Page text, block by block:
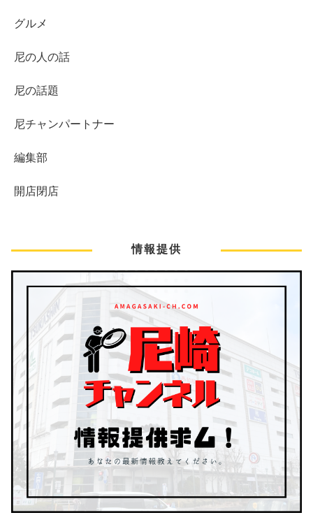
グルメ
尼の人の話
尼の話題
尼チャンパートナー
編集部
開店閉店
情報提供